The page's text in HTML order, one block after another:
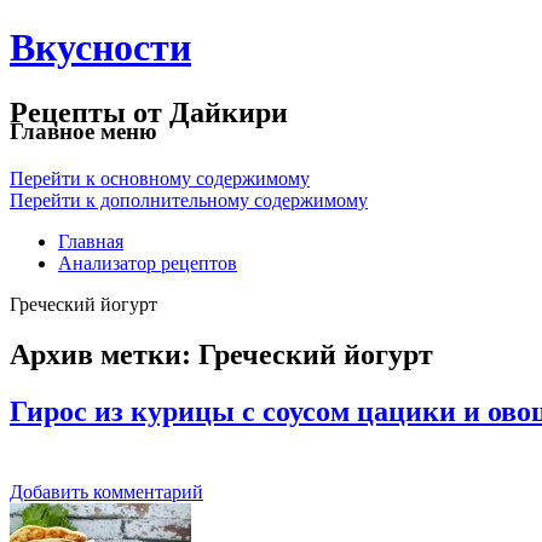
Вкусности
Рецепты от Дайкири
Главное меню
Перейти к основному содержимому
Перейти к дополнительному содержимому
Главная
Анализатор рецептов
Греческий йогурт
Архив метки: Греческий йогурт
Гирос из курицы с соусом цацики и
Добавить комментарий